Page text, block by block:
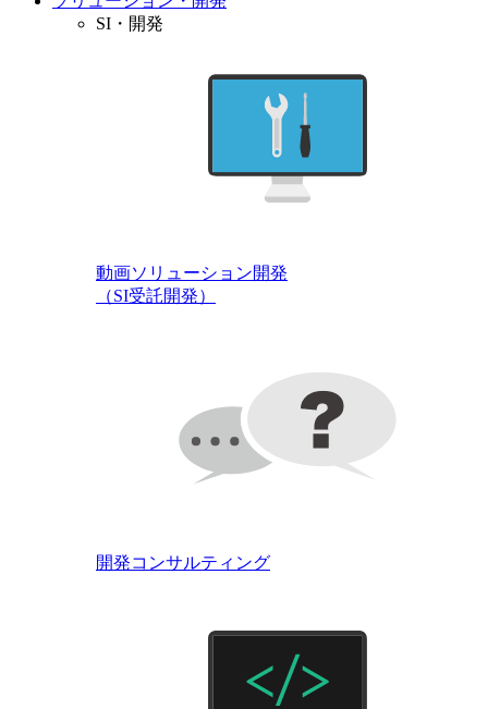
SI・開発
動画ソリューション開発
（SI受託開発）
開発コンサルティング